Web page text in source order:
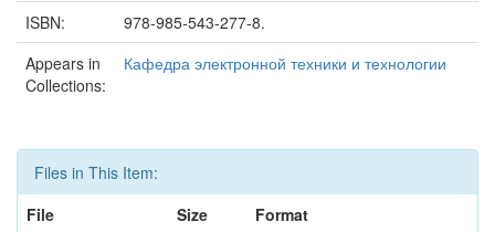
ISBN:
978-985-543-277-8.
Appears in
Collections:
Кафедра электронной техники и технологии
Files in This Item:
File
Size Format